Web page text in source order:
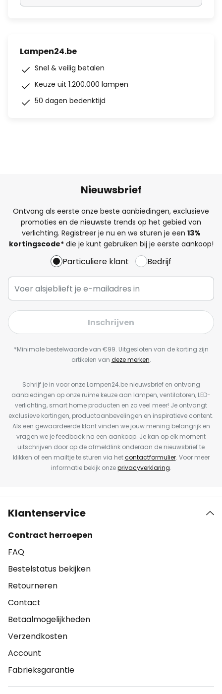
Lampen24.be
Snel & veilig betalen
Keuze uit 1.200.000 lampen
50 dagen bedenktijd
Nieuwsbrief
Ontvang als eerste onze beste aanbiedingen, exclusieve
promoties en de nieuwste trends op het gebied van
verlichting. Registreer je nu en we sturen je een 13%
kortingscode*die je kunt gebruiken bij je eerste aankoop!
Particuliere klant Bedrijf
Inschrijven
*Minimale bestelwaarde van €99. Uitgesloten van de korting zijn
artikelen van deze merken.
Schrijf je in voor onze Lampen24.be nieuwsbrief en ontvang
aanbiedingen op onze ruime keuze aan lampen, ventilatoren, LED-
verlichting, smart home producten en zo veel meer! Je ontvangt
exclusieve kortingen, productaanbevelingen en inspiratieve content.
Als een gewaardeerde klant vinden we jouw mening belangrijk en
vragen we je feedback na een aankoop. Je kan op elk moment
uitschrijven door op de afmeldlink onderaan de nieuwsbrief te
klikken of een mailtje te sturen via hetcontactformulier. Voor meer
informatie bekijk onzeprivacyverklaring.
Klantenservice
Contract herroepen
FAQ
Bestelstatus bekijken
Retourneren
Contact
Betaalmogelijkheden
Verzendkosten
Account
Fabrieksgarantie